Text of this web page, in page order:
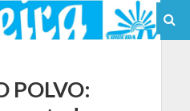
POLVO: